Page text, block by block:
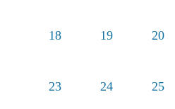
18 19 20
23 24 25